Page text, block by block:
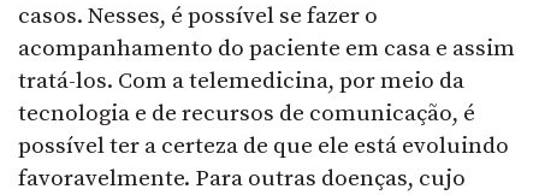
casos. Nesses, é possível se fazer o
acompanhamento do paciente em casa e assim
tratá-los. Com a telemedicina, por meio da
tecnologia e de recursos de comunicação, é
possível ter a certeza de que ele está evoluindo
favoravelmente. Para outras doenças, cujo